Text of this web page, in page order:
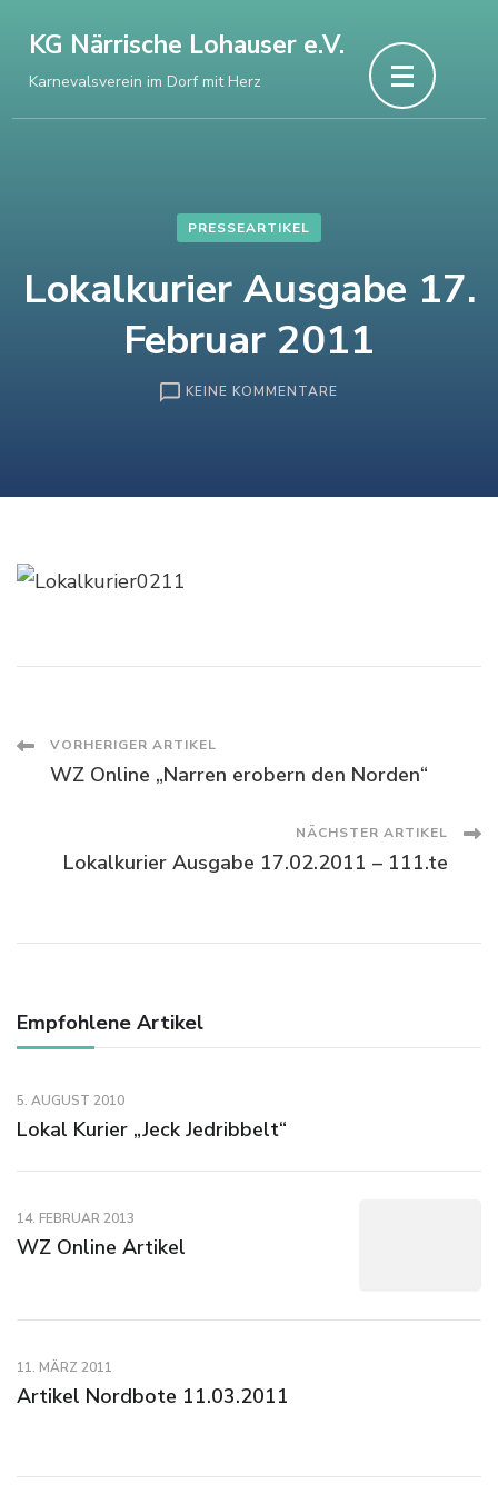
Inhalt
springen
(Enter
KG Närrische Lohauser e.V.
Karnevalsverein im Dorf mit Herz
PRESSEARTIKEL
Lokalkurier Ausgabe 17.
Februar 2011
KEINE KOMMENTARE
Beitragsnavigation
VORHERIGER ARTIKEL
WZ Online „Narren erobern den Norden“
NÄCHSTER ARTIKEL
Lokalkurier Ausgabe 17.02.2011 – 111.te
Empfohlene Artikel
5. AUGUST 2010
Lokal Kurier „Jeck Jedribbelt“
14. FEBRUAR 2013
WZ Online Artikel
11. MÄRZ 2011
Artikel Nordbote 11.03.2011